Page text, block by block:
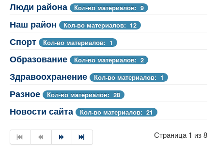
Люди района Кол-во материалов: 9
Наш район Кол-во материалов: 12
Спорт Кол-во материалов: 1
Образование Кол-во материалов: 2
Здравоохранение Кол-во материалов: 1
Разное Кол-во материалов: 28
Новости сайта Кол-во материалов: 21
Страница 1 из 8